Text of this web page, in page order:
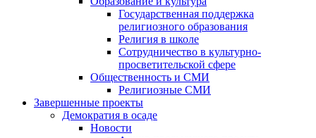
Государственная поддержка
религиозного образования
Религия в школе
Сотрудничество в культурно-
просветительской сфере
Общественность и СМИ
Религиозные СМИ
Завершенные проекты
Демократия в осаде
Новости